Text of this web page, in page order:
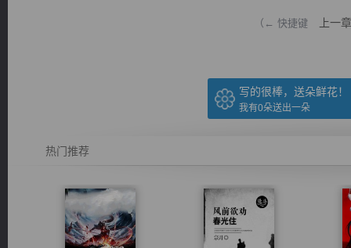
（← 快捷键 上一章
写的很棒，送朵鲜花！
我有0朵送出一朵
热门推荐